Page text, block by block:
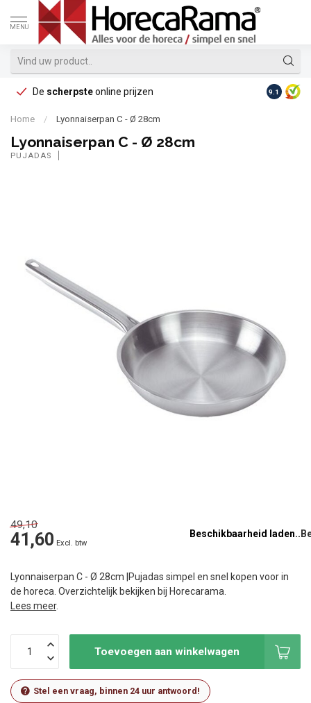
MENU
De scherpsteonline prijzen Op
9.1
Home / Lyonnaiserpan C - Ø 28cm
Lyonnaiserpan C - Ø 28cm
PUJADAS
49,10
41,60 Excl. btw
Beschikbaarheid laden..
Lyonnaiserpan C - Ø 28cm |Pujadas simpel en snel kopen voor in
de horeca. Overzichtelijk bekijken bij Horecarama.
Lees meer.
Toevoegen aan winkelwagen
Stel een vraag, binnen 24 uur antwoord!